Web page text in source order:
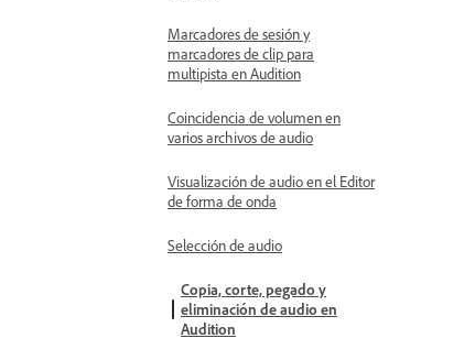
Marcadores de sesión y
marcadores de clip para
multipista en Audition
Coincidencia de volumen en
varios archivos de audio
Visualización de audio en el Editor
de forma de onda
Selección de audio
Copia, corte, pegado y
eliminación de audio en
Audition